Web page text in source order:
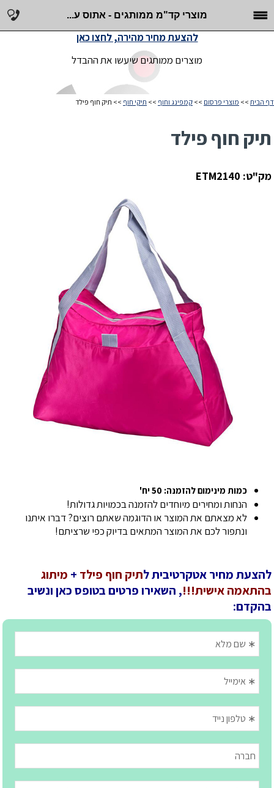
מוצרי קד"מ ממותגים - אתוס ע...
מוצרים ממותגים שיעשו את ההבדל
להצעת מחיר מהירה, לחצו כאן
דף הבית >> מוצרי פרסום >> קמפינג וחוף >> תיקי חוף >> תיק חוף פילד
תיק חוף פילד
מק"ט: ETM2140
כמות מינימום להזמנה: 50 יח'
הנחות ומחירים מיוחדים להזמנה בכמויות גדולות!
לא מצאתם את המוצר או הדוגמה שאתם רוצים? דברו איתנו
ונתפור לכם את המוצר המתאים בדיוק כפי שרציתם!
להצעת מחיר אטקרטיבית לתיק חוף פילד + מיתוג
בהתאמה אישית!!!, השאירו פרטים בטופס כאן ונשיב
בהקדם: